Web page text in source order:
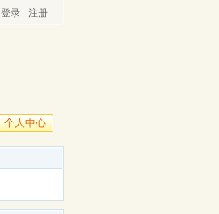
登录 注册
个人中心